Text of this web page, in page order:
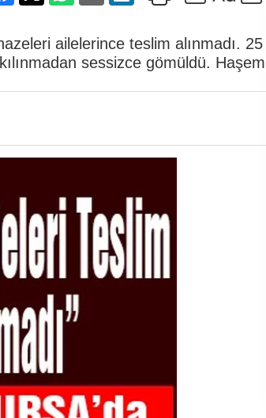
ailelerince teslim alınmadı. 25
sessizce gömüldü. Haşem